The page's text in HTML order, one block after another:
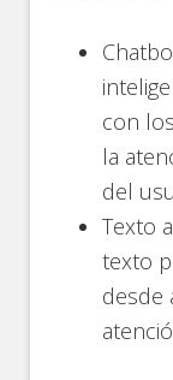
con
la
del
Texto
texto
desde